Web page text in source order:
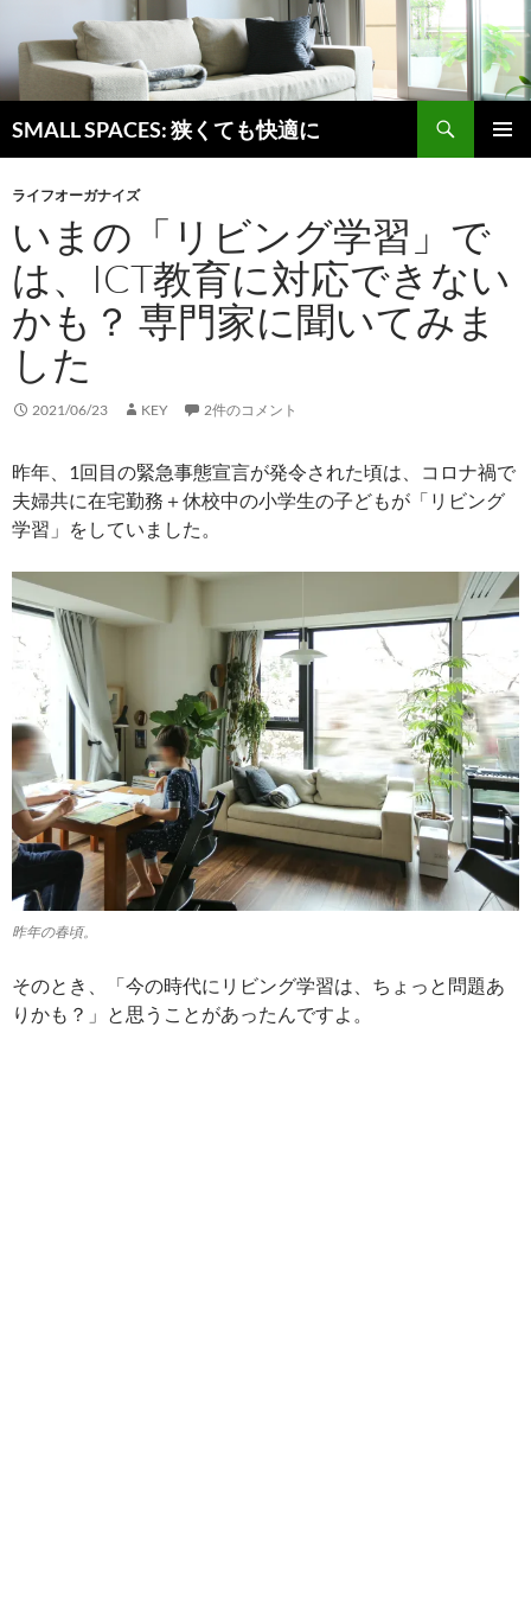
SMALL SPACES: 狭くても快適に
索
テ
ン
ツ
へ
ス
キ
ッ
プ
ライフオーガナイズ
いまの「リビング学習」で
は、ICT教育に対応できない
かも？ 専門家に聞いてみま
した
2021/06/23 KEY 2件のコメント
昨年、1回目の緊急事態宣言が発令された頃は、コロナ禍で
夫婦共に在宅勤務＋休校中の小学生の子どもが「リビング
学習」をしていました。
昨年の春頃。
そのとき、「今の時代にリビング学習は、ちょっと問題あ
りかも？」と思うことがあったんですよ。